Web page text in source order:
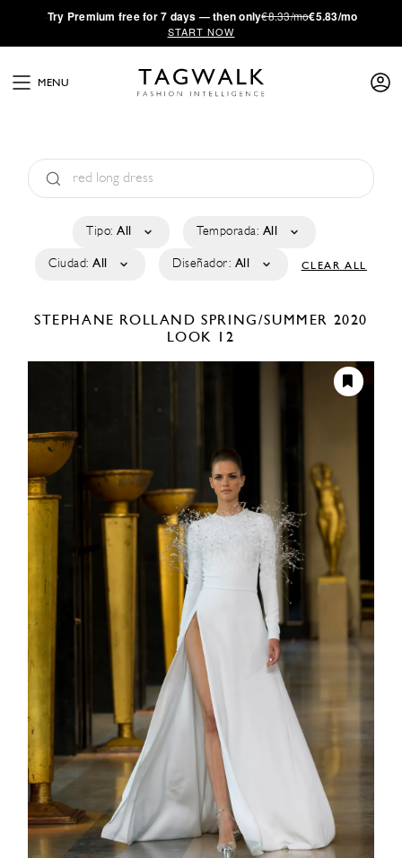
·Try Premium free for 7 days — then only€8.33/mo€5.83/mo
START NOW
MENU
Tipo: All Temporada: All
Ciudad: All Diseñador: All CLEAR ALL
STEPHANE ROLLANDSPRING/SUMMER 2020
LOOK 12